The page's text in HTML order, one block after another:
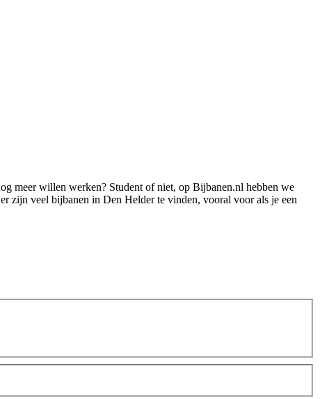
meer willen werken? Student of niet, op Bijbanen.nl hebben we
zijn veel bijbanen in Den Helder te vinden, vooral voor als je een